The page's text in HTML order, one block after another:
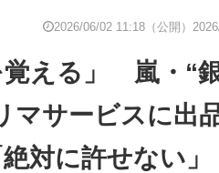
イト IT製品の技術・比較・事例
2026/06/02 11:18（公開）
覚える」 嵐・“
マサービスに出
対に許せない」